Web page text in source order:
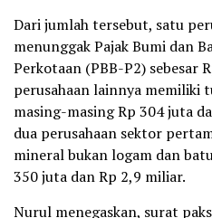
Dari jumlah tersebut, satu
menunggak Pajak Bumi dan
Perkotaan (PBB-P2) sebesar
perusahaan lainnya memiliki
masing-masing Rp 304 juta
dua perusahaan sektor
mineral bukan logam dan
350 juta dan Rp 2,9 miliar.
Nurul menegaskan, surat